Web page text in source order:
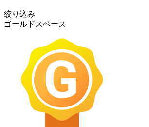
絞り込み
ゴールドスペース